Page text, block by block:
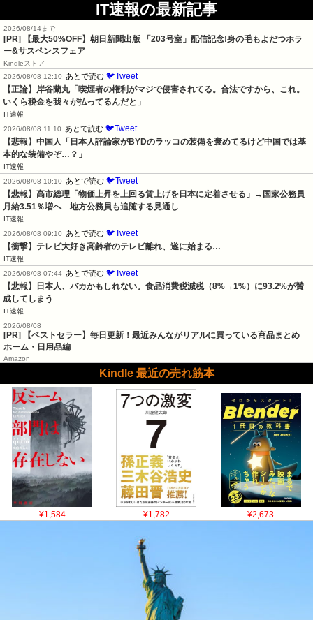
IT速報の最新記事
2026/08/14まで
[PR] 【最大50%OFF】朝日新聞出版 「203号室」配信記念!身の毛もよだつホラ
ー&サスペンスフェア
Kindleストア
2026/08/08 12:10
あとで読む 🐦Tweet
【正論】岸谷蘭丸「喫煙者の権利がマジで侵害されてる。合法ですから、これ。
いくら税金を我々が払ってるんだと」
IT速報
2026/08/08 11:10
あとで読む 🐦Tweet
【悲報】中国人「日本人評論家がBYDのラッコの装備を褒めてるけど中国では基
本的な装備やぞ…？」
IT速報
2026/08/08 10:10
あとで読む 🐦Tweet
【悲報】高市総理「物価上昇を上回る賃上げを日本に定着させる」→国家公務員
月給3.51％増へ　地方公務員も追随する見通し
IT速報
2026/08/08 09:10
あとで読む 🐦Tweet
【衝撃】テレビ大好き高齢者のテレビ離れ、遂に始まる…
IT速報
2026/08/08 07:44 あとで読む 🐦Tweet
【悲報】日本人、バカかもしれない。食品消費税減税（8%→1%）に93.2%が賛
成してしまう
IT速報
2026/08/08
[PR] 【ベストセラー】毎日更新！最近みんながリアルに買っている商品まとめ
ホーム・日用品編
Amazon
Kindle 最近の売れ筋本
¥1,584 ¥1,782 ¥2,673